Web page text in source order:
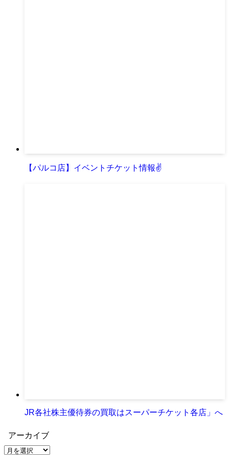
【パルコ店】イベントチケット情報✌
JR各社株主優待券の買取はスーパーチケット各店」へ
アーカイブ
ア